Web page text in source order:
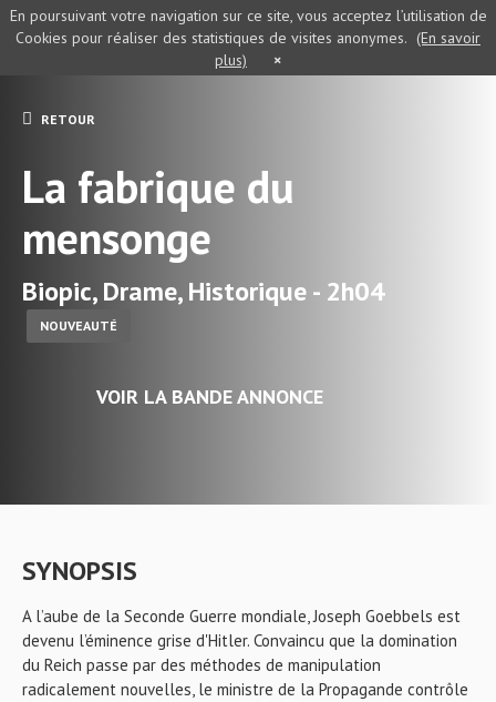
RETOUR
La fabrique du
mensonge
Biopic, Drame, Historique - 2h04
NOUVEAUTÉ
VOIR LA BANDE ANNONCE
SYNOPSIS
A l’aube de la Seconde Guerre mondiale, Joseph Goebbels est
devenu l’éminence grise d'Hitler. Convaincu que la domination
du Reich passe par des méthodes de manipulation
radicalement nouvelles, le ministre de la Propagande contrôle
En poursuivant votre navigation sur ce site, vous acceptez l’utilisation de
Cookies pour réaliser des statistiques de visites anonymes. (En savoir
plus)
×